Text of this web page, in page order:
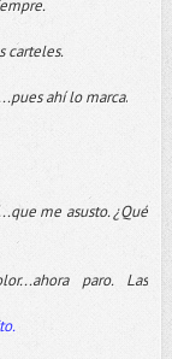
carteles.
ahí lo marca.
me asusto. ¿Qué
paro. Las